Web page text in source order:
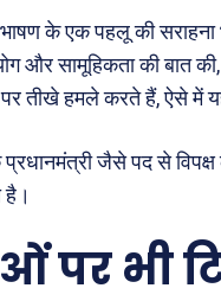
के एक पहलू की सराहना
और सामूहिकता की बात
पर तीखे हमले करते हैं, ऐसे में
प्रधानमंत्री जैसे पद से
है।
पर भी